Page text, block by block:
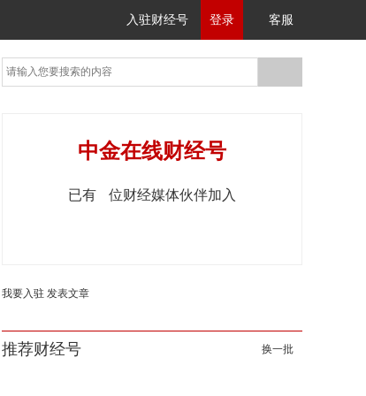
入驻财经号 登录 客服
中金在线财经号
已有 位财经媒体伙伴加入
我要入驻 发表文章
推荐财经号 换一批